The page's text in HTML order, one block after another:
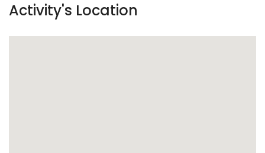
Activity's Location